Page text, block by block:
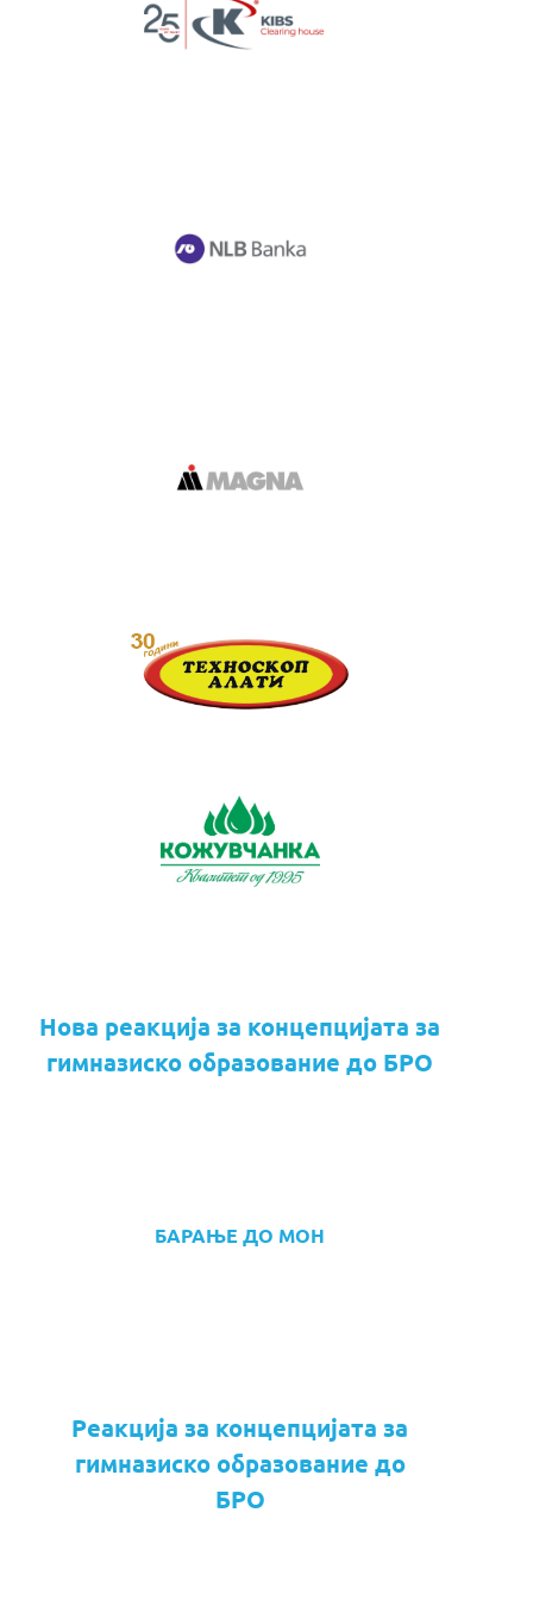
Нова реакција за концепцијата за
гимназиско образование до БРО
БАРАЊЕ ДО МОН
Реакција за концепцијата за
гимназиско образование до
БРО